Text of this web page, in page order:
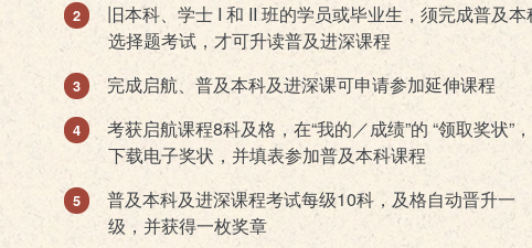
旧本科、学士 I 和 II 班的学员或毕业生，须完成普及本
选择题考试，才可升读普及进深课程
完成启航、普及本科及进深课可申请参加延伸课程
考获启航课程8科及格，在“我的／成绩”的 “领取奖状”
下载电子奖状，并填表参加普及本科课程
普及本科及进深课程考试每级10科，及格自动晋升一
级，并获得一枚奖章